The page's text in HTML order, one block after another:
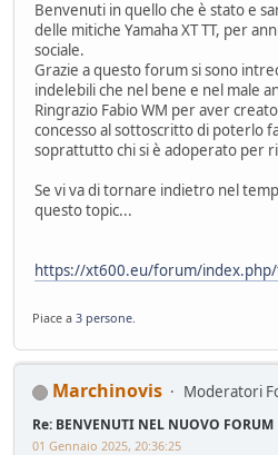
Benvenuti in quello che è stato e
delle mitiche Yamaha XT TT, per
sociale.
Grazie a questo forum si sono
indelebili che nel bene e nel male
Ringrazio Fabio WM per aver
concesso al sottoscritto di poterlo
soprattutto chi si è adoperato per
Se vi va di tornare indietro nel
questo topic...
https://xt600.eu/forum/
Piace a 3 persone
Marchinovis Moderatori
Re: BENVENUTI NEL NUOVO FORUM
01 Gennaio 2025, 20:36:25